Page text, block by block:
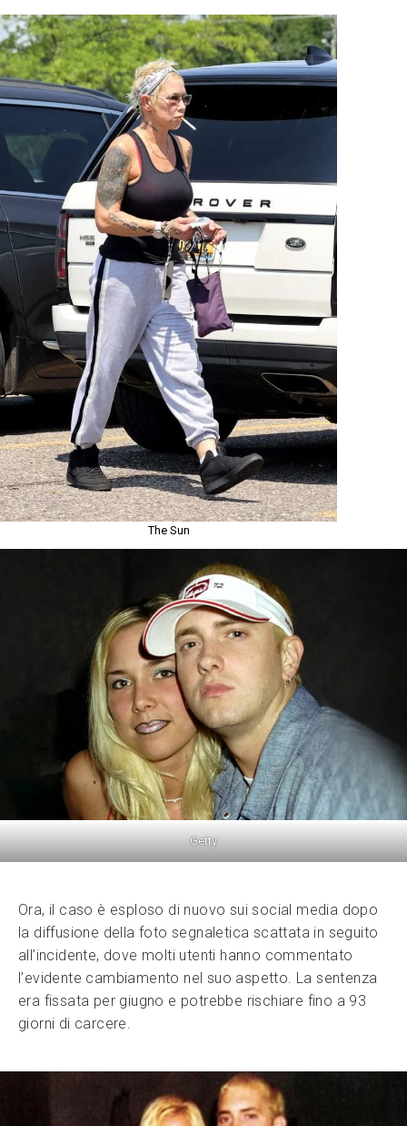
The Sun
Getty
Ora, il caso è esploso di nuovo sui social media dopo
la diffusione della foto segnaletica scattata in seguito
all’incidente, dove molti utenti hanno commentato
l’evidente cambiamento nel suo aspetto. La sentenza
era fissata per giugno e potrebbe rischiare fino a 93
giorni di carcere.